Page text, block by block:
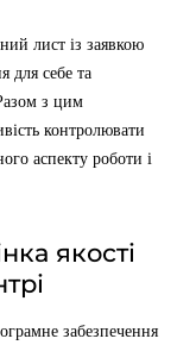
лист із заявкою
для себе та
з цим
контролювати
аспекту роботи і
якості
забезпечення